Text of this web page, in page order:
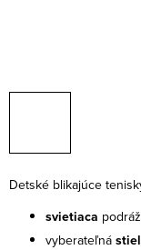
Detské blikajúce
svietiaca
vyberateľná